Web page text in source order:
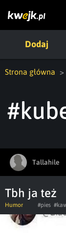
Dodaj
Strona główna
Tallahile
Tbh ja też
Humor #pies